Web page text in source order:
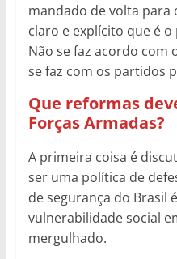
mandado de volta para
claro e explícito que é
Não se faz acordo com
se faz com os partidos
Que reformas
Forças Armadas?
A primeira coisa é
ser uma política de
de segurança do Brasil
vulnerabilidade social
mergulhado.